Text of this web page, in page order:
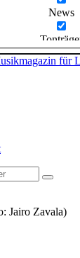
News
für
Jairo Zavala)